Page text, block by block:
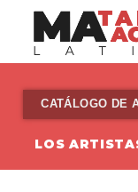
content
CATÁLOGO DE
LOS